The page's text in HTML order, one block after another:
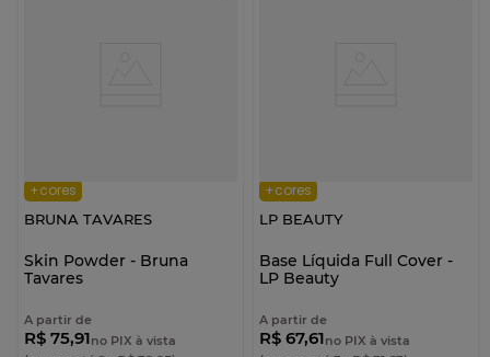
+cores
BRUNA TAVARES
Skin Powder - Bruna
Tavares
A partir de
R$ 75,91no PIX à vista
+cores
LP BEAUTY
Base Líquida Full Cover -
LP Beauty
A partir de
R$ 67,61no PIX à vista